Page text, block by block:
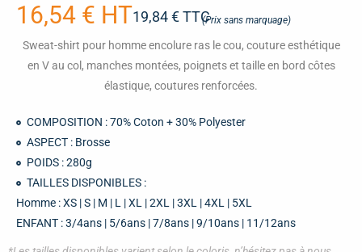
16,54 € HT19,84 € TTC(Prix sans marquage)
Sweat-shirt pour homme encolure ras le cou, couture esthétique
en V au col, manches montées, poignets et taille en bord côtes
élastique, coutures renforcées.
COMPOSITION : 70% Coton + 30% Polyester
ASPECT : Brosse
POIDS : 280g
TAILLES DISPONIBLES :
Homme : XS | S | M | L | XL | 2XL | 3XL | 4XL | 5XL
ENFANT : 3/4ans | 5/6ans | 7/8ans | 9/10ans | 11/12ans